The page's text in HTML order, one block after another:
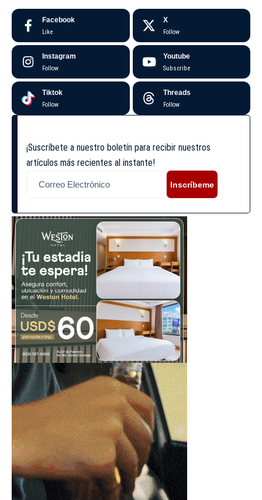
Facebook
Like
X
Follow
Instagram
Follow
Youtube
Subscribe
Tiktok
Follow
Threads
Follow
¡Suscríbete a nuestro boletín para recibir nuestros
artículos más recientes al instante!
Inscríbeme